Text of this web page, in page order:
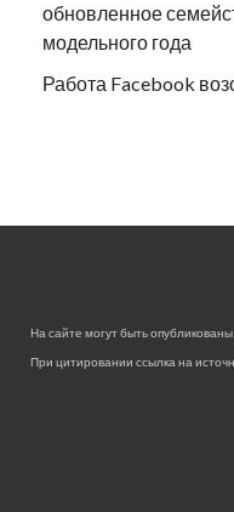
обновленное
модельного года
Работа Facebook
На сайте могут быть
При цитировании ссылка на